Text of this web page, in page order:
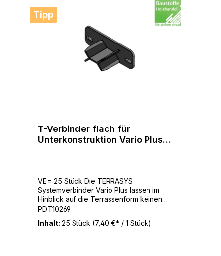
Tipp
T-Verbinder flach für
Unterkonstruktion Vario Plus
VE= 25 Stück Die TERRASYS
Systemverbinder Vario Plus lassen im
Hinblick auf die Terrassenform keinen
Wunsch offen. Dank einfachster Montage
Aluminiumprofile eingetrieben. Hierzu
PDT10269
Inhalt: 25 Stück (7,40 €* / 1 Stück)